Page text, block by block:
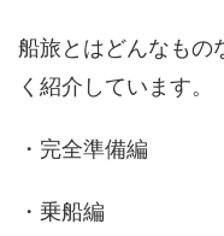
船旅とはどんなもの
く紹介しています。
・完全準備編
・乗船編